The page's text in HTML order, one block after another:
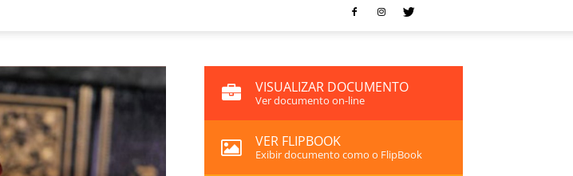
VISUALIZAR DOCUMENTO
Ver documento on-line
VER FLIPBOOK
Exibir documento como o FlipBook